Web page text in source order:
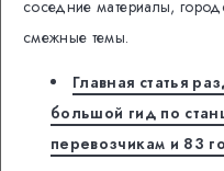
соседние материалы,
смежные темы.
Главная статья
большой гид по
перевозчикам и 83